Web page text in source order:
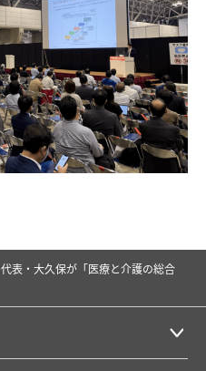
代表・大久保が「医療と介護の総合